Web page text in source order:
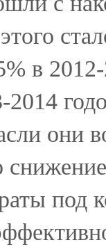
в
2014
они
под